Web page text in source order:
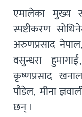
एमालेका मुख्य
स्पष्टीकरण
अरुणप्रसाद
वसुन्धरा
कृष्णप्रसाद
पौडेल, मीना
छन् ।